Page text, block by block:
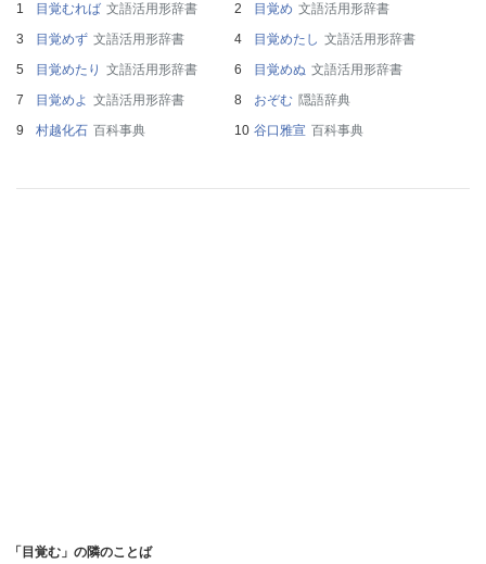
目覚むれば 文語活用形辞書 目覚め 文語活用形辞書
目覚めず 文語活用形辞書 目覚めたし 文語活用形辞書
目覚めたり 文語活用形辞書 目覚めぬ 文語活用形辞書
目覚めよ 文語活用形辞書 おぞむ 隠語辞典
村越化石 百科事典 谷口雅宣 百科事典
「目覚む」の隣のことば